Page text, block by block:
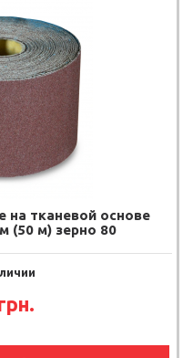
на тканевой основе
(50 м) зерно 80